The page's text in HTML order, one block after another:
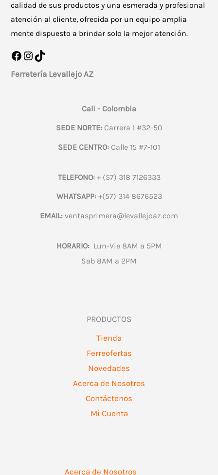
calidad de sus productos y una esmerada y profesional
atención al cliente, ofrecida por un equipo amplia
mente dispuesto a brindar solo la mejor atención.
Facebook
Instagram
TikTok
Ferretería Levallejo AZ
Cali - Colombia
SEDE NORTE:Carrera 1 #32-50
SEDE CENTRO: Calle 15 #7-101
TELEFONO:+ (57) 318 7126333
WHATSAPP:+(57) 314 8676523
EMAIL: ventasprimera@levallejoaz.com
HORARIO:Lun-Vie 8AM a 5PM
Sab 8AM a 2PM
PRODUCTOS
Tienda
Ferreofertas
Novedades
Acerca de Nosotros
Contáctenos
Mi Cuenta
Acerca de Nosotros